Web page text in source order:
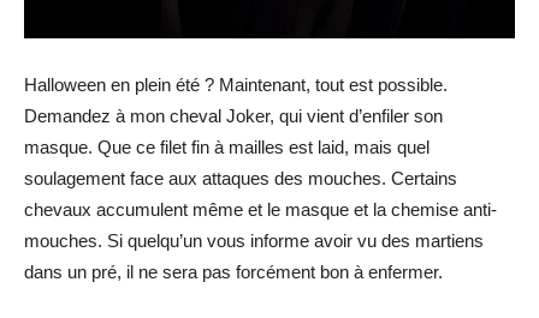
Halloween en plein été ? Maintenant, tout est possible.
Demandez à mon cheval Joker, qui vient d’enfiler son
masque. Que ce filet fin à mailles est laid, mais quel
soulagement face aux attaques des mouches. Certains
chevaux accumulent même et le masque et la chemise anti-
mouches. Si quelqu’un vous informe avoir vu des martiens
dans un pré, il ne sera pas forcément bon à enfermer.